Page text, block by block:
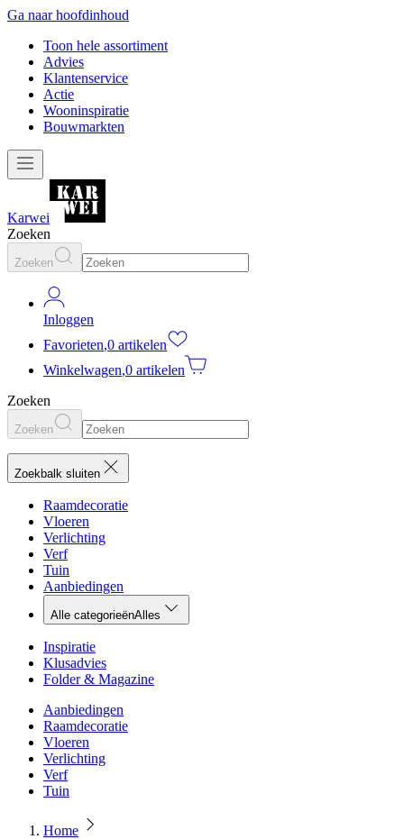
Ga naar hoofdinhoud
Toon hele assortiment
Advies
Klantenservice
Actie
Wooninspiratie
Bouwmarkten
Karwei
Zoeken
Zoeken
Inloggen
Favorieten,0 artikelen
Winkelwagen,0 artikelen
Zoeken
Zoeken
Zoekbalk sluiten
Raamdecoratie
Vloeren
Verlichting
Verf
Tuin
Aanbiedingen
Alle categorieënAlles
Inspiratie
Klusadvies
Folder & Magazine
Aanbiedingen
Raamdecoratie
Vloeren
Verlichting
Verf
Tuin
Home